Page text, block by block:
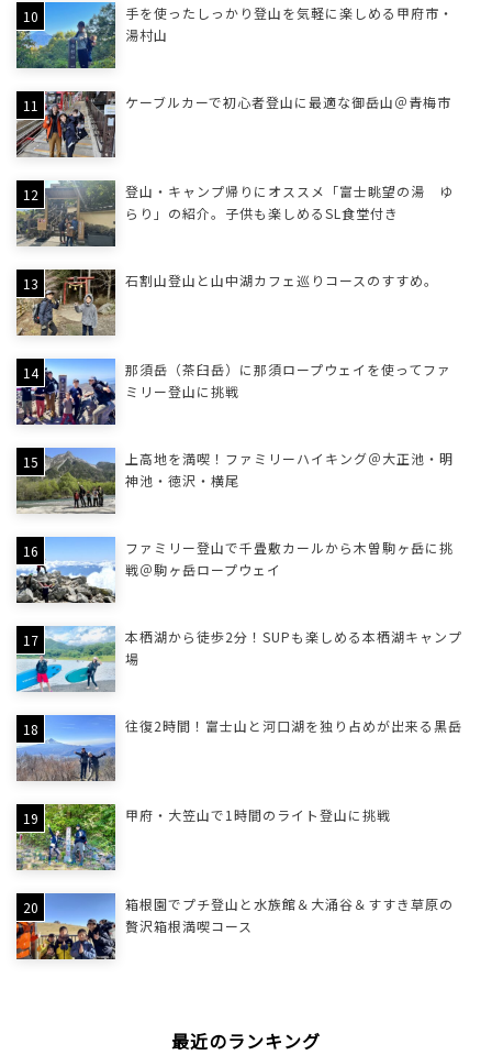
手を使ったしっかり登山を気軽に楽しめる甲府市・
湯村山
ケーブルカーで初心者登山に最適な御岳山＠青梅市
登山・キャンプ帰りにオススメ「富士眺望の湯 ゆ
らり」の紹介。子供も楽しめるSL食堂付き
石割山登山と山中湖カフェ巡りコースのすすめ。
那須岳（茶臼岳）に那須ロープウェイを使ってファ
ミリー登山に挑戦
上高地を満喫！ファミリーハイキング＠大正池・明
神池・徳沢・横尾
ファミリー登山で千畳敷カールから木曽駒ヶ岳に挑
戦＠駒ヶ岳ロープウェイ
本栖湖から徒歩2分！SUPも楽しめる本栖湖キャンプ
場
往復2時間！富士山と河口湖を独り占めが出来る黒岳
甲府・大笠山で1時間のライト登山に挑戦
箱根園でプチ登山と水族館＆大涌谷＆すすき草原の
贅沢箱根満喫コース
最近のランキング